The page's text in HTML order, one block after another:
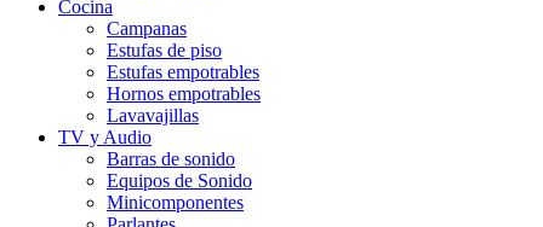
Cocina
Campanas
Estufas de piso
Estufas empotrables
Hornos empotrables
Lavavajillas
TV y Audio
Barras de sonido
Equipos de Sonido
Minicomponentes